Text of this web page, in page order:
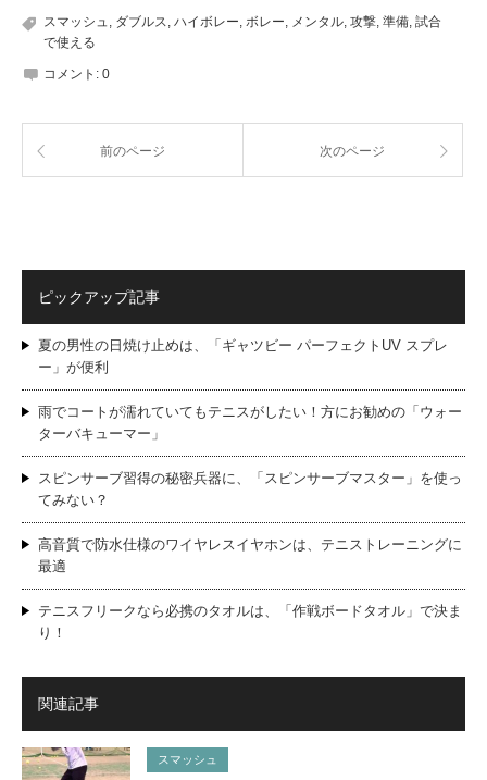
スマッシュ, ダブルス, ハイボレー, ボレー, メンタル, 攻撃, 準備, 試合
で使える
コメント: 0
前のページ 次のページ
ピックアップ記事
夏の男性の日焼け止めは、「ギャツビー パーフェクトUV スプレ
ー」が便利
雨でコートが濡れていてもテニスがしたい！方にお勧めの「ウォー
ターバキューマー」
スピンサーブ習得の秘密兵器に、「スピンサーブマスター」を使っ
てみない？
高音質で防水仕様のワイヤレスイヤホンは、テニストレーニングに
最適
テニスフリークなら必携のタオルは、「作戦ボードタオル」で決ま
り！
関連記事
スマッシュ